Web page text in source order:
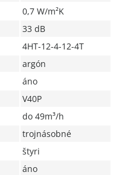
0,7 W/m²K
33 dB
4HT-12-4-12-4T
argón
áno
V40P
do 49m³/h
trojnásobné
štyri
áno